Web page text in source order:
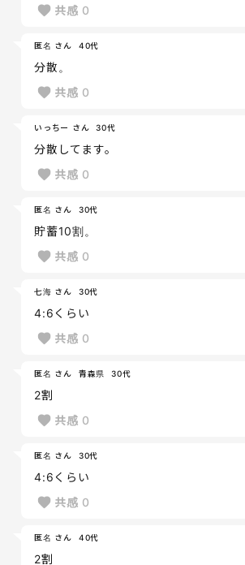
共感 0
匿名 さん 40代
分散。
共感 0
いっちー さん 30代
分散してます。
共感 0
匿名 さん 30代
貯蓄10割。
共感 0
七海 さん 30代
4:6くらい
共感 0
匿名 さん 青森県 30代
2割
共感 0
匿名 さん 30代
4:6くらい
共感 0
匿名 さん 40代
2割